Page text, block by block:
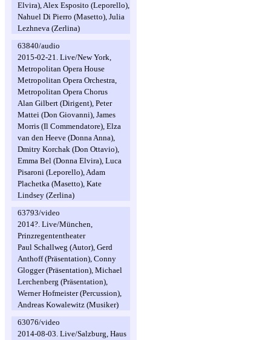
Elvira), Alex Esposito (Leporello),
Nahuel Di Pierro (Masetto), Julia
Lezhneva (Zerlina)
63840/audio
2015-02-21. Live/New York,
Metropolitan Opera House
Metropolitan Opera Orchestra,
Metropolitan Opera Chorus
Alan Gilbert (Dirigent), Peter
Mattei (Don Giovanni), James
Morris (Il Commendatore), Elza
van den Heeve (Donna Anna),
Dmitry Korchak (Don Ottavio),
Emma Bel (Donna Elvira), Luca
Pisaroni (Leporello), Adam
Plachetka (Masetto), Kate
Lindsey (Zerlina)
63793/video
2014?. Live/München,
Prinzregententheater
Paul Schallweg (Autor), Gerd
Anthoff (Präsentation), Conny
Glogger (Präsentation), Michael
Lerchenberg (Präsentation),
Werner Hofmeister (Percussion),
Andreas Kowalewitz (Musiker)
63076/video
2014-08-03. Live/Salzburg, Haus